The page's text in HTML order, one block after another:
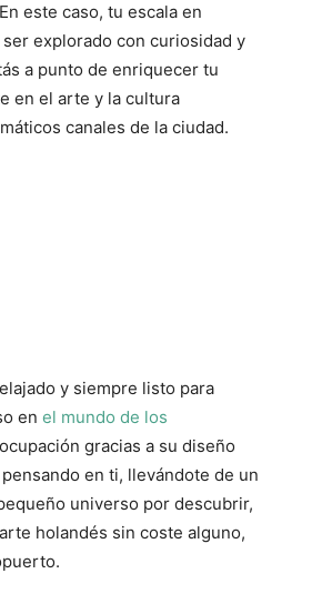
este caso, tu escala en
explorado con curiosidad y
a punto de enriquecer tu
en el arte y la cultura
canales de la ciudad.
y siempre listo para
en el mundo de los
gracias a su diseño
en ti, llevándote de un
universo por descubrir,
holandés sin coste alguno,